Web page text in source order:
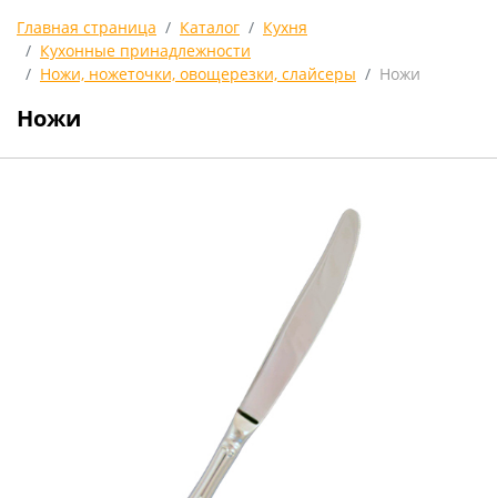
Главная страница Каталог
Кухня
Кухонные принадлежности
Ножи, ножеточки, овощерезки, слайсеры
Ножи
Ножи